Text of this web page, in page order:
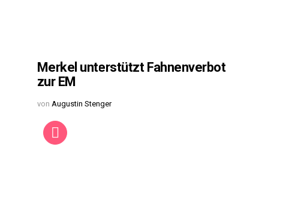
Merkel unterstützt Fahnenverbot
zur EM
von Augustin Stenger